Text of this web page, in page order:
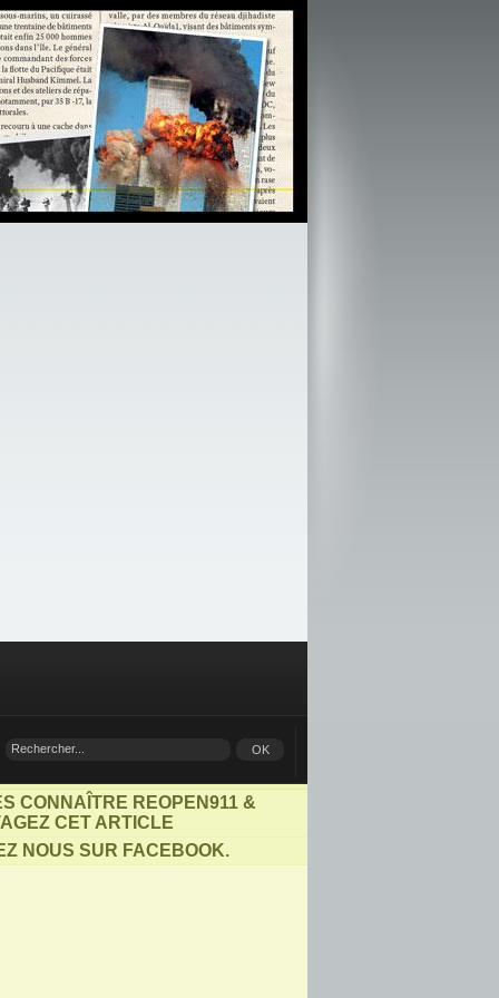
CONNAÎTRE REOPEN911 &
CET ARTICLE
NOUS SUR FACEBOOK.